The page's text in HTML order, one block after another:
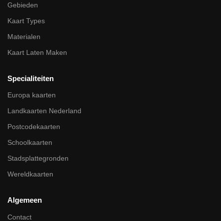
Gebieden
Kaart Types
Materialen
Kaart Laten Maken
Specialiteiten
Europa kaarten
Landkaarten Nederland
Postcodekaarten
Schoolkaarten
Stadsplattegronden
Wereldkaarten
Algemeen
Contact